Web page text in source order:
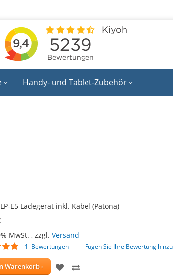
Handy- und Tablet-Zubehör
E5 Ladegerät inkl. Kabel (Patona)
MwSt. , zzgl. Versand
1 Bewertungen Fügen Sie Ihre Bewertung hinzu
Warenkorb
ZUR